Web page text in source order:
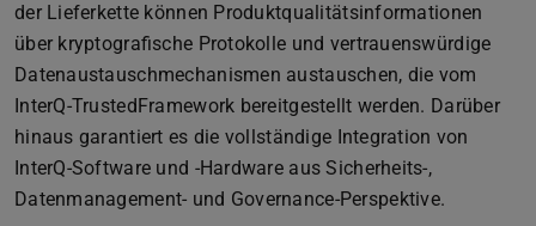
der Lieferkette können Produktqualitätsinformationen
über kryptografische Protokolle und vertrauenswürdige
Datenaustauschmechanismen austauschen, die vom
InterQ-TrustedFramework bereitgestellt werden. Darüber
hinaus garantiert es die vollständige Integration von
InterQ-Software und -Hardware aus Sicherheits-,
Datenmanagement- und Governance-Perspektive.